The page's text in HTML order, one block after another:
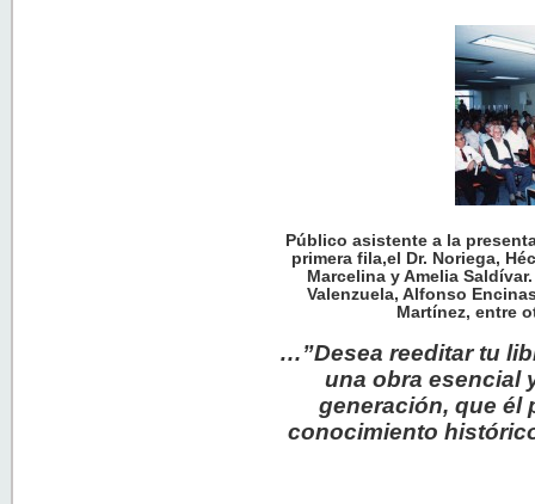
Público asistente a la
primera fila,el Dr. Noriega,
Marcelina y Amelia
Valenzuela, Alfonso
Martínez, entre
…”Desea reeditar tu
una obra esencial
generación, que él
conocimiento